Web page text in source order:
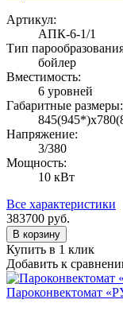
Артикул:
АПК-6-1/1
Тип
бойлер
Вместимость:
6 уровней
Габаритные размеры:
Напряжение:
3/380
Мощность:
10 кВт
Все характеристики
383700 руб.
В корзину
Купить в 1 клик
Добавить к
Пароконвектомат